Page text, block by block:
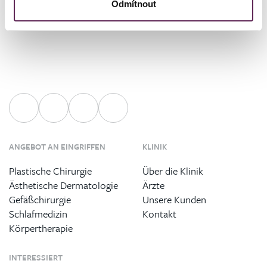
Odmítnout
ANGEBOT AN EINGRIFFEN
Plastische Chirurgie
Ästhetische Dermatologie
Gefäßchirurgie
Schlafmedizin
Körpertherapie
KLINIK
Über die Klinik
Ärzte
Unsere Kunden
Kontakt
INTERESSIERT